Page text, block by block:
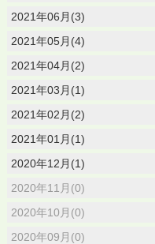
2021年06月(3)
2021年05月(4)
2021年04月(2)
2021年03月(1)
2021年02月(2)
2021年01月(1)
2020年12月(1)
2020年11月(0)
2020年10月(0)
2020年09月(0)